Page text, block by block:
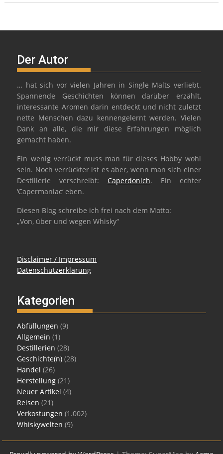
Der Autor
… hat sich vor vielen Jahren in Single Malts verliebt.
Spannende Geschichten können darüber erzählt,
interessante Aromen darin entdeckt und nicht zuletzt
nette Menschen dazu kennengelernt werden. Vielen
Dank an alle, die mir diese Erfahrungen möglich
gemacht haben.
Ein wenig verrückt muss man für dieses Hobby wohl
sein. Noch verrückter ist es aber, wenn man sich einer
Destillerie verschreibt: Caperdonich. Ein echter
‘Capermaniac‘ eben.
Diesen Blog schreibe ich frei nach dem Motto:
„Von, über und wegen Whisky“
Disclaimer / Impressum
Datenschutzerklärung
Kategorien
Abfüllungen (9)
Allgemein (1)
Destillerien (28)
Geschichte(n) (28)
Handel (26)
Herstellung (21)
Neuer Artikel (4)
Reisen (21)
Verkostungen (1.002)
Whiskywelten (9)